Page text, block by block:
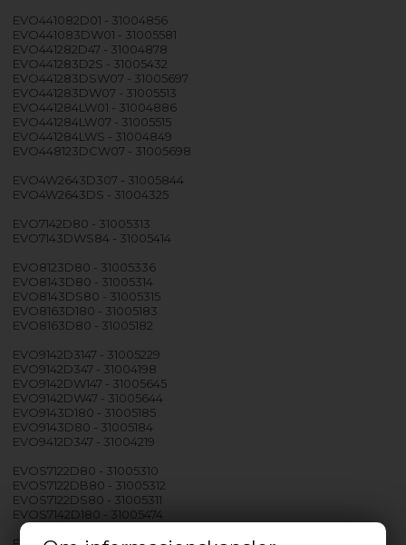
EVO441082D01 - 31004856
EVO441083DW01 - 31005581
EVO441282D47 - 31004878
EVO441283D2S - 31005432
EVO441283DSW07 - 31005697
EVO441283DW07 - 31005513
EVO441284LW01 - 31004886
EVO441284LW07 - 31005515
EVO441284LWS - 31004849
EVO448123DCW07 - 31005698
EVO4W2643D307 - 31005844
EVO4W2643DS - 31004325
EVO7142D80 - 31005313
EVO7143DWS84 - 31005414
EVO8123D80 - 31005336
EVO8143D80 - 31005314
EVO8143DS80 - 31005315
EVO8163D180 - 31005183
EVO8163D80 - 31005182
EVO9142D3147 - 31005229
EVO9142D347 - 31004198
EVO9142DW147 - 31005645
EVO9142DW47 - 31005644
EVO9143D180 - 31005185
EVO9143D80 - 31005184
EVO9412D347 - 31004219
EVOS7122D80 - 31005310
EVOS7122DB80 - 31005312
EVOS7122DS80 - 31005311
EVOS7142D180 - 31005474